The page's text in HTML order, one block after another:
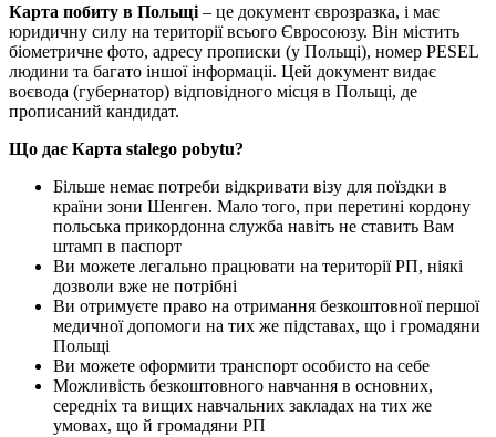
Карта побиту в Польщі – це документ єврозразка, і має
юридичну силу на території всього Євросоюзу. Він містить
біометричне фото, адресу прописки (у Польщі), номер PESEL
людини та багато іншої інформаціі. Цей документ видає
воєвода (губернатор) відповідного місця в Польщі, де
прописаний кандидат.
Що дає Карта stalego pobytu?
Більше немає потреби відкривати візу для поїздки в
країни зони Шенген. Мало того, при перетині кордону
польська прикордонна служба навіть не ставить Вам
штамп в паспорт
Ви можете легально працювати на території РП, ніякі
дозволи вже не потрібні
Ви отримуєте право на отримання безкоштовної першої
медичної допомоги на тих же підставах, що і громадяни
Польщі
Ви можете оформити транспорт особисто на себе
Можливість безкоштовного навчання в основних,
середніх та вищих навчальних закладах на тих же
умовах, що й громадяни РП